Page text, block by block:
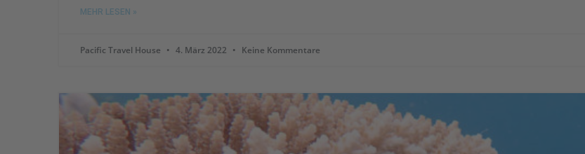
MEHR LESEN »
Pacific Travel House 4. März 2022 Keine Kommentare